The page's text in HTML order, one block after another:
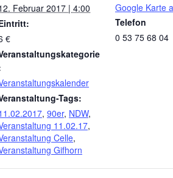
Februar 2017 | 4:00
€
Tags:
, 90er, NDW,
11.02.17,
Celle,
Gifhorn
Google Karte
Telefon
0 53 75 68 04